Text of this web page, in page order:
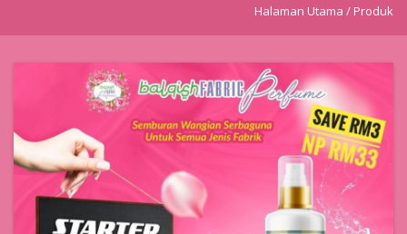
Halaman Utama / Produk